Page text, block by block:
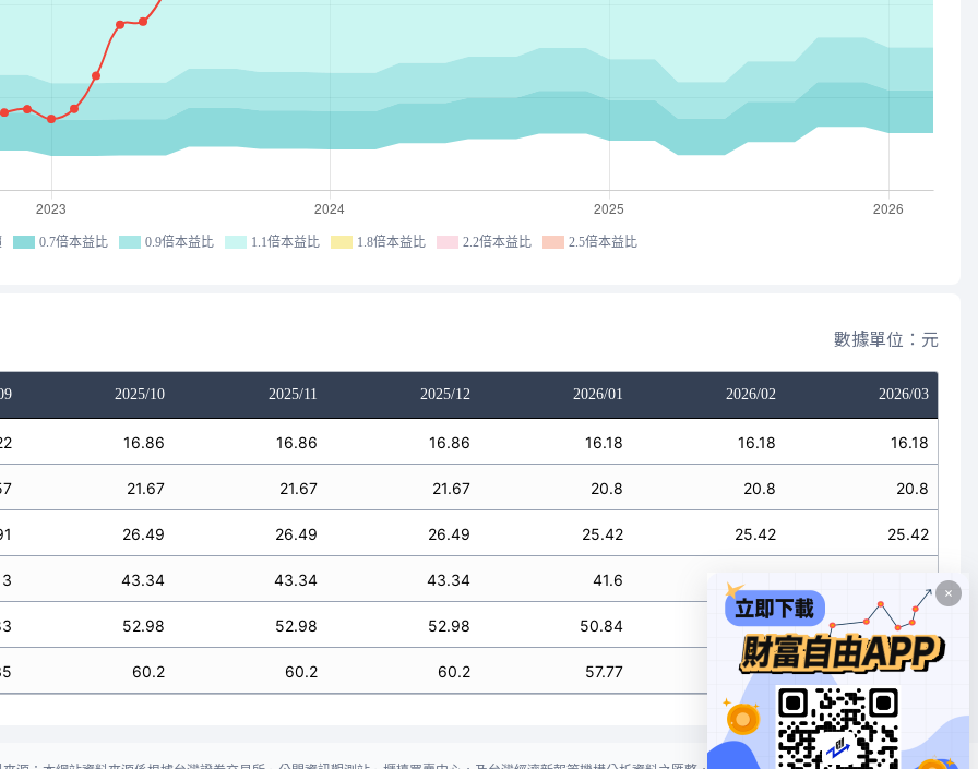
0.7倍本益比 0.9倍本益比 1.1倍本益比 1.8倍本益比 2.2倍本益比 2.5倍本益比
數據單位：元
2025/10 2025/11 2025/12 2026/01 2026/02 2026/03
16.86 16.86 16.86 16.18 16.18 16.18
21.67 21.67 21.67 20.8 20.8 20.8
26.49 26.49 26.49 25.42 25.42 25.42
43.34 43.34 43.34 41.6
52.98 52.98 52.98 50.84 50.84 50.84
60.2 60.2 60.2 57.77 57.77 57.77